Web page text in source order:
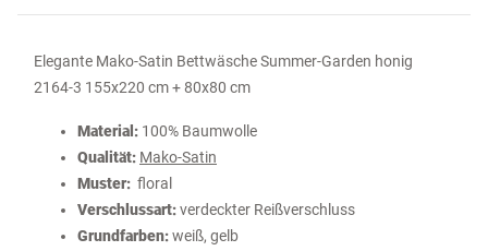
Elegante Mako-Satin Bettwäsche Summer-Garden honig
2164-3 155x220 cm + 80x80 cm
Material: 100% Baumwolle
Qualität: Mako-Satin
Muster: floral
Verschlussart:verdeckter Reißverschluss
Grundfarben:weiß, gelb